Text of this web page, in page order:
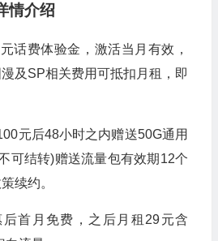
情介绍
话费体验金，激活当月有效，
及SP相关费用可抵扣月租，即
元后48小时之内赠送50G通用
可结转)赠送流量包有效期12个
续约。
首月免费，之后月租29元含